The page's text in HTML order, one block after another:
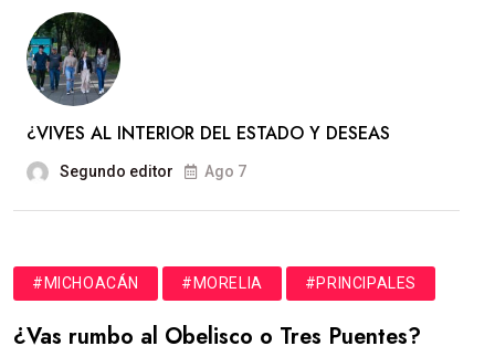
¿VIVES AL INTERIOR DEL ESTADO Y DESEAS
Segundo editor Ago 7
#MICHOACÁN #MORELIA #PRINCIPALES
¿Vas rumbo al Obelisco o Tres Puentes?